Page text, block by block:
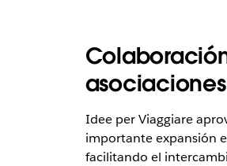
asociaciones
Idee per Viaggiare
importante expansión
facilitando el